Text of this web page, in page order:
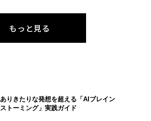
もっと見る
ありきたりな発想を超える「AIブレイン
ストーミング」実践ガイド